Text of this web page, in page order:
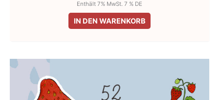
Enthält 7% MwSt. 7 % DE
IN DEN WARENKORB